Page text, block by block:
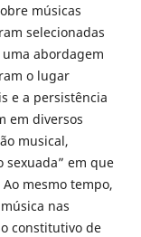
músicas
selecionadas
abordagem
o lugar
e a persistência
em diversos
musical,
em que
mesmo tempo,
nas
constitutivo de